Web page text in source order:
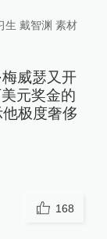
生 戴智渊 素材
梅威瑟又开
元奖金的
极度奢侈
168